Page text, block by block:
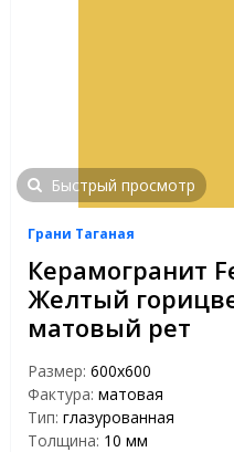
Быстрый просмотр
Грани Таганая
Керамогранит
Желтый
матовый рет
Размер: 600х600
Фактура: матовая
Тип: глазурованная
Толщина: 10 мм